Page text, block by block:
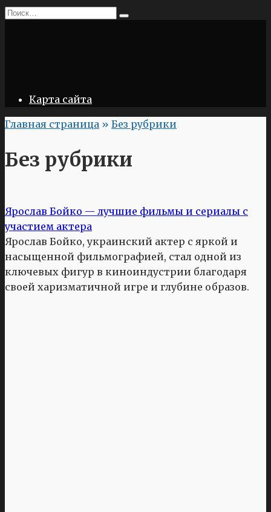
Перейти
Search
Карта сайта
Главная страница » Без рубрики
Без рубрики
Ярослав Бойко — лучшие фильмы и сериалы с
участием актера
Ярослав Бойко, украинский актер с яркой и
насыщенной фильмографией, стал одной из
ключевых фигур в киноиндустрии благодаря
своей харизматичной игре и глубине образов.